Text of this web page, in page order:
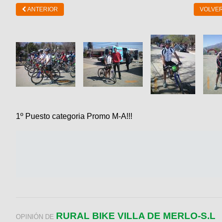
ANTERIOR
1º Puesto categoria Promo M-A!!!
OPINIÓN DE RURAL BIKE VILLA DE MERLO-S.L